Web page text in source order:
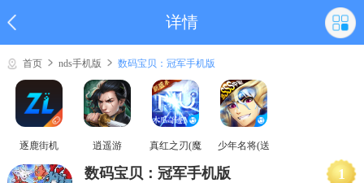
详情
首页 nds手机版 数码宝贝：冠军手机版
逐鹿街机 逍遥游
真红之刃(魔
少年名将(送
1
数码宝贝：冠军手机版